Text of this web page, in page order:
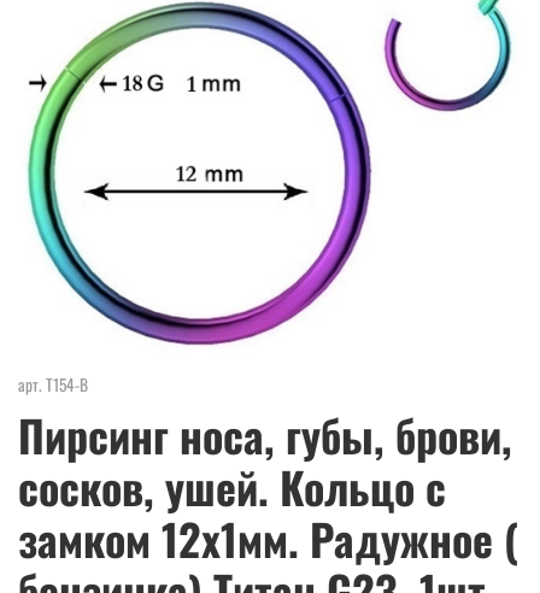
арт. Т154-В
Пирсинг носа, губы, брови,
сосков, ушей. Кольцо с
замком 12х1мм. Радужное (